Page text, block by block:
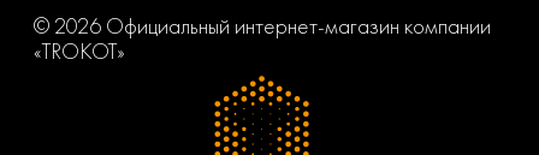
© 2026 Официальный интернет-магазин компании
«TROKOT»